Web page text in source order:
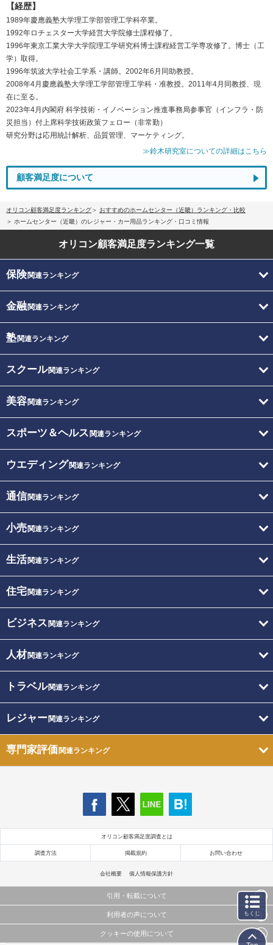
【経歴】
1989年慶應義塾大学理工学部管理工学科卒業。
1992年ロチェスター大学経営大学院修士課程修了。
1996年東京工業大学大学院理工学研究科博士課程経営工学専攻修了。博士（工
学）取得。
1996年筑波大学社会工学系・講師。2002年6月同助教授。
2008年4月慶應義塾大学理工学部管理工学科・准教授。2011年4月同教授、現
在に至る。
2023年4月内閣府 科学技術・イノベーション推進事務局参事官（インフラ・防
災担当）付上席科学技術政策フェロー（非常勤）
研究分野は応用統計解析、品質管理、マーケティング。
≫鈴木研究室についての詳細はこちら
顧客満足度について
オリコン顧客満足度ランキング
おすすめのホームセンター（近畿）ランキング・比較
ホームセンター（近畿）のレジャー・カー用品ランキング・口コミ情報
オリコン顧客満足度ランキング一覧
保険関連ランキング
金融関連ランキング
塾関連ランキング
スクール関連ランキング
美容関連ランキング
スポーツ＆ヘルス 関連ランキング
ウエディング関連ランキング
通信関連ランキング
小売関連ランキング
生活関連ランキング
住宅関連ランキング
ビジネス 関連ランキング
人材関連ランキング
トラベル関連ランキング
レジャー関連ランキング
専門家評価関連ランキング
オリコン顧客満足度調査とは
調査方法 掲載規約 お問い合わせ
会社概要 個人情報保護方針
引用・転載について
当サイトで公開されている情報（文字、写真、イラスト、画像データ等）及びこれらの配置・
これらの情報を権利者の許可なく無断転載・複製などの二次利用を行うことは固く禁じており
利用者の声について
当サイトに掲載している内容はすべてサービスの利用者が提出された見解・感想です。
クッキーの使用について
もくじ